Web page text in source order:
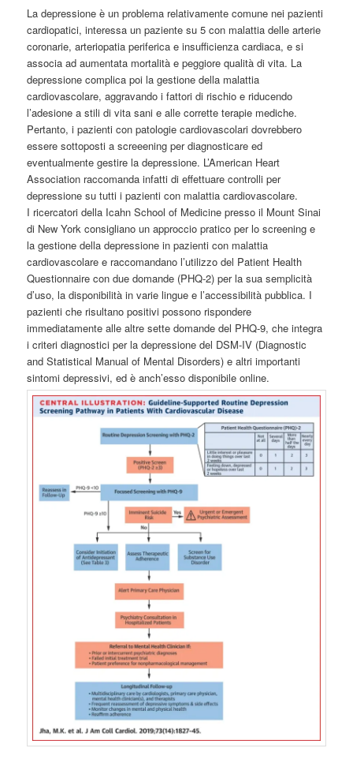
La depressione è un problema relativamente comune nei pazienti
cardiopatici, interessa un paziente su 5 con malattia delle arterie
coronarie, arteriopatia periferica e insufficienza cardiaca, e si
associa ad aumentata mortalità e peggiore qualità di vita. La
depressione complica poi la gestione della malattia
cardiovascolare, aggravando i fattori di rischio e riducendo
l’adesione a stili di vita sani e alle corrette terapie mediche.
Pertanto, i pazienti con patologie cardiovascolari dovrebbero
essere sottoposti a screeening per diagnosticare ed
eventualmente gestire la depressione. L’American Heart
Association raccomanda infatti di effettuare controlli per
depressione su tutti i pazienti con malattia cardiovascolare.
I ricercatori della Icahn School of Medicine presso il Mount Sinai
di New York consigliano un approccio pratico per lo screening e
la gestione della depressione in pazienti con malattia
cardiovascolare e raccomandano l’utilizzo del Patient Health
Questionnaire con due domande (PHQ-2) per la sua semplicità
d’uso, la disponibilità in varie lingue e l’accessibilità pubblica. I
pazienti che risultano positivi possono rispondere
immediatamente alle altre sette domande del PHQ-9, che integra
i criteri diagnostici per la depressione del DSM-IV (Diagnostic
and Statistical Manual of Mental Disorders) e altri importanti
sintomi depressivi, ed è anch’esso disponibile online.